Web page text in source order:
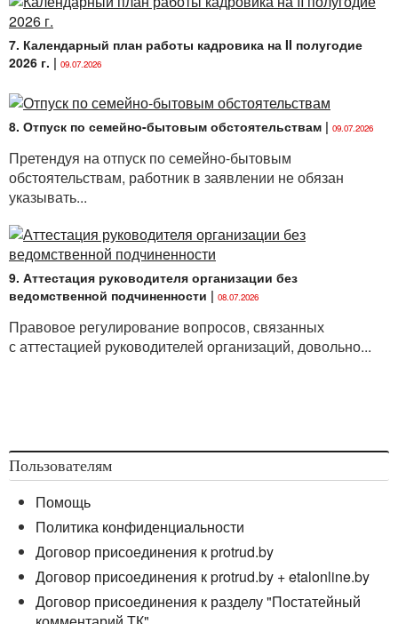
7. Календарный план работы кадровика на II полугодие
2026 г. | 09.07.2026
8. Отпуск по семейно-бытовым обстоятельствам | 09.07.2026
Претендуя на отпуск по семейно-бытовым
обстоятельствам, работник в заявлении не обязан
указывать...
9. Аттестация руководителя организации без
ведомственной подчиненности | 08.07.2026
Правовое регулирование вопросов, связанных
с аттестацией руководителей организаций, довольно...
Пользователям
Помощь
Политика конфиденциальности
Договор присоединения к protrud.by
Договор присоединения к protrud.by + etalonline.by
Договор присоединения к разделу "Постатейный